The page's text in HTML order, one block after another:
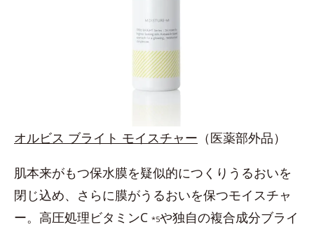
オルビス ブライト モイスチャー （医薬部外品）
肌本来がもつ保水膜を疑似的につくりうるおいを
閉じ込め、さらに膜がうるおいを保つモイスチャ
ー。高圧処理ビタミンC *5や独自の複合成分ブライ